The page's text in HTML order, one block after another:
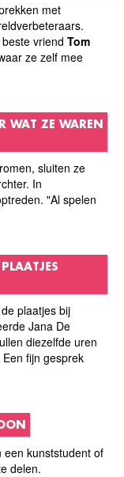
met
vriend Tom
ze zelf mee
WAT ZE WAREN
sluiten ze
In
"Al spelen
plaatjes bij
Jana De
diezelfde uren
fijn gesprek
een kunststudent of
delen.